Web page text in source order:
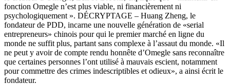
fonction Omegle n’est plus viable, ni financièrement ni
psychologiquement ». DÉCRYPTAGE – Huang Zheng, le
fondateur de PDD, incarne une nouvelle génération de «serial
entrepreneurs» chinois pour qui le premier marché en ligne du
monde ne suffit plus, partant sans complexe à l’assaut du monde. «Il
ne peut y avoir de compte rendu honnête d’Omegle sans reconnaître
que certaines personnes l’ont utilisé à mauvais escient, notamment
pour commettre des crimes indescriptibles et odieux», a ainsi écrit le
fondateur.